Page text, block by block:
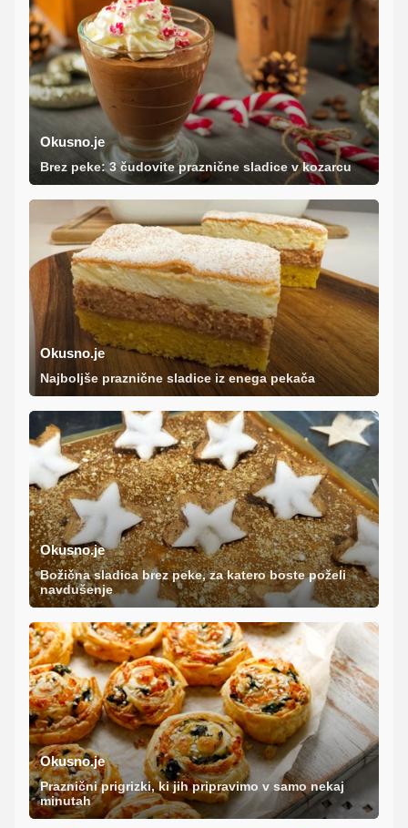
Okusno.je
Brez peke: 3 čudovite praznične sladice v kozarcu
Okusno.je
Najboljše praznične sladice iz enega pekača
Okusno.je
Božična sladica brez peke, za katero boste poželi
navdušenje
Okusno.je
Praznični prigrizki, ki jih pripravimo v samo nekaj
minutah